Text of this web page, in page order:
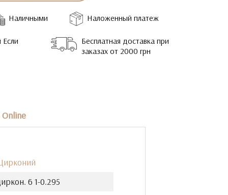
Наличными Наложенный платеж
Бесплатная доставка при
заказах от 2000 грн
6 1-0.295